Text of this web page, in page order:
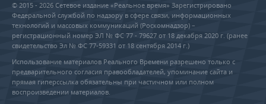
© 2015 - 2026 Сетевое издание «Реальное время» Зарегистрировано
Федеральной службой по надзору в сфере связи, информационных
технологий и массовых коммуникаций (Роскомнадзор) –
регистрационный номер ЭЛ № ФС 77 - 79627 от 18 декабря 2020 г. (ранее
свидетельство Эл № ФС 77-59331 от 18 сентября 2014 г.)
Использование материалов Реального Времени разрешено только с
предварительного согласия правообладателей, упоминание сайта и
прямая гиперссылка обязательны при частичном или полном
воспроизведении материалов.